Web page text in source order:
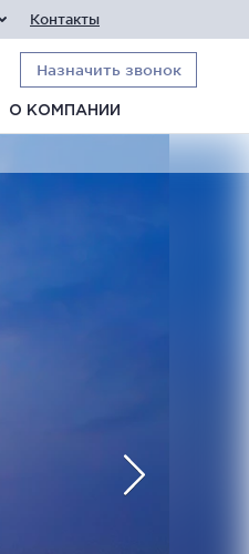
Контакты
Назначить звонок
О КОМПАНИИ